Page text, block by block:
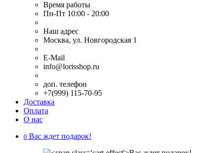
Время работы
Пн-Пт 10:00 - 20:00
Наш адрес
Москва, ул. Новгородская 1
E-Mail
info@lorisshop.ru
доп. телефон
+7(999) 115-70-95
Доставка
Оплата
О нас
0 Вас ждет подарок!